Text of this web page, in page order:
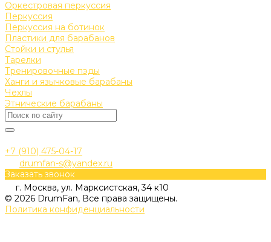
Оркестровая перкуссия
Перкуссия
Перкуссия на ботинок
Пластики для барабанов
Стойки и стулья
Тарелки
Тренировочные пэды
Ханги и язычковые барабаны
Чехлы
Этнические барабаны
+7 (910) 475-04-17
drumfan-s@yandex.ru
Заказать звонок
г. Москва, ул. Марксистская, 34 к10
© 2026 DrumFan, Все права защищены.
Политика конфиденциальности